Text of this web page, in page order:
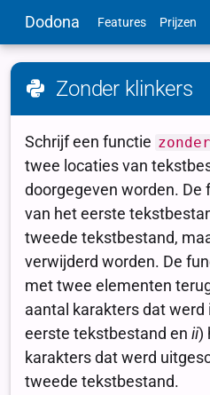
Dodona Features Prijzen
Zonder klinkers